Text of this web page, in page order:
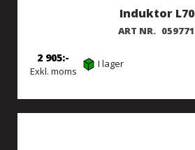
Induktor L70
ART NR. 059771
Exkl. moms
2 905 I lager